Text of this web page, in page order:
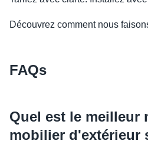
Découvrez comment nous
FAQs
Quel est le meilleur
mobilier d'extérieur